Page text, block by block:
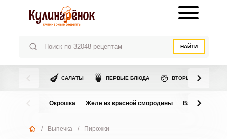
НАЙТИ
🍆 САЛАТЫ 🍵 ПЕРВЫЕ БЛЮДА 🍲 ВТОРЫЕ БЛЮДА
Окрошка Желе из красной смородины Варенье из
/ Выпечка / Пирожки